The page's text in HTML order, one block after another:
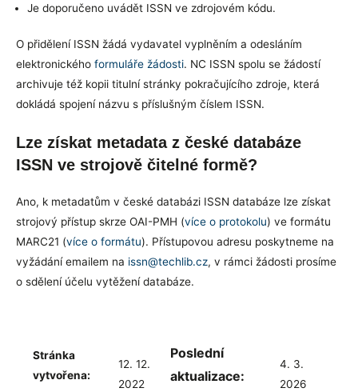
Je doporučeno uvádět ISSN ve zdrojovém kódu.
O přidělení ISSN žádá vydavatel vyplněním a odesláním
elektronického formuláře žádosti. NC ISSN spolu se žádostí
archivuje též kopii titulní stránky pokračujícího zdroje, která
dokládá spojení názvu s příslušným číslem ISSN.
Lze získat metadata z české databáze
ISSN ve strojově čitelné formě?
Ano, k metadatům v české databázi ISSN databáze lze získat
strojový přístup skrze OAI-PMH (více o protokolu) ve formátu
MARC21 (více o formátu). Přístupovou adresu poskytneme na
vyžádání emailem na issn@techlib.cz, v rámci žádosti prosíme
o sdělení účelu vytěžení databáze.
Stránka
vytvořena:
12. 12.
2022
Poslední
aktualizace:
4. 3.
2026